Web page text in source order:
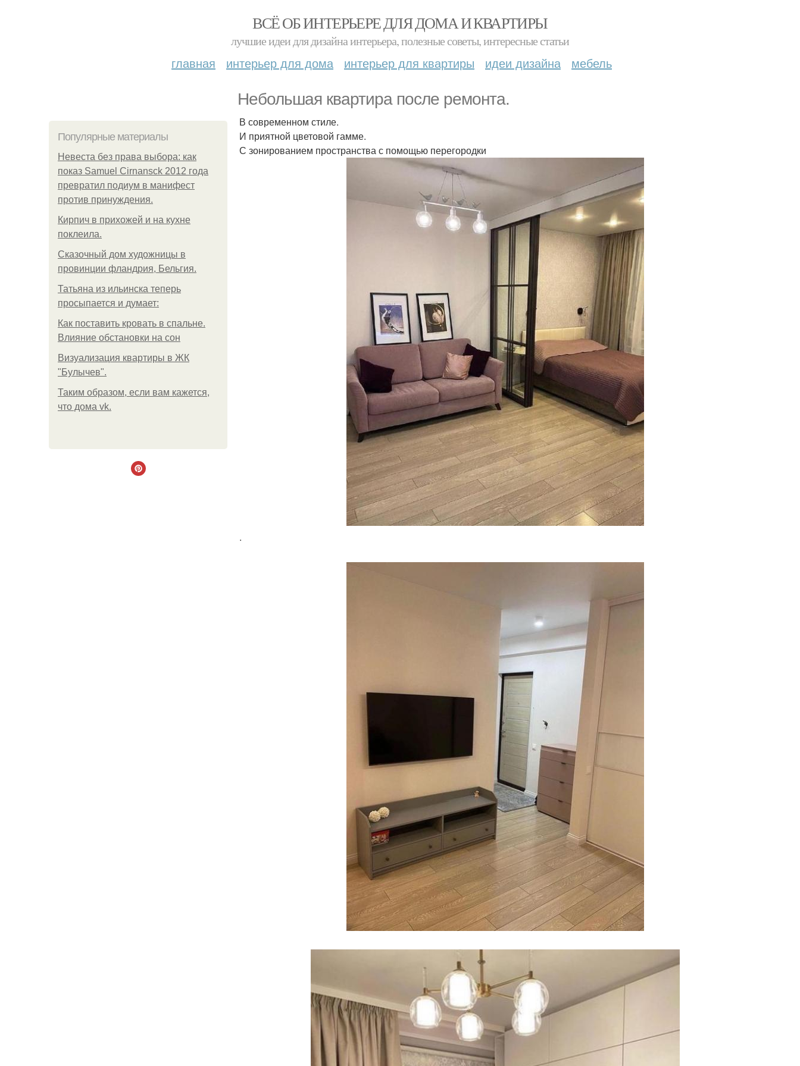
ВСЁ ОБ ИНТЕРЬЕРЕ ДЛЯ ДОМА И КВАРТИРЫ
лучшие идеи для дизайна интерьера, полезные советы, интересные статьи
главная интерьер для дома интерьер для квартиры идеи дизайна мебель
Небольшая квартира после ремонта.
Популярные материалы
Невеста без права выбора: как
показ Samuel Cirnansck 2012 года
превратил подиум в манифест
против принуждения.
Кирпич в прихожей и на кухне
поклеила.
Сказочный дом художницы в
провинции фландрия, Бельгия.
Татьяна из ильинска теперь
просыпается и думает:
Как поставить кровать в спальне.
Влияние обстановки на сон
Визуализация квартиры в ЖК
"Булычев".
Таким образом, если вам кажется,
что дома vk.
В современном стиле.
И приятной цветовой гамме.
С зонированием пространства с помощью перегородки
.